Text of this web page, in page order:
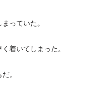
っていた。
着いてしまった。
。